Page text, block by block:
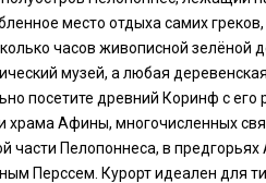
место отдыха самих
часов живописной
музей, а любая
посетите древний Коринф с
храма Афины, многочисленных
части Пелопоннеса, в
Перссем. Курорт идеален для